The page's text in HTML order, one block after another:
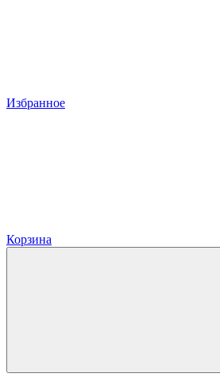
Избранное
Корзина